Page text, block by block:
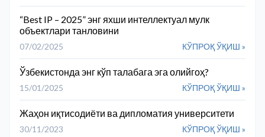
“Best IP – 2025” энг яхши интеллектуал мулк
объектлари танловини
07/02/2025 КЎПРОҚ ЎҚИШ »
Ўзбекистонда энг кўп талабага эга олийгоҳ?
15/01/2025 КЎПРОҚ ЎҚИШ »
Жаҳон иқтисодиёти ва дипломатия университети
30/11/2023 КЎПРОҚ ЎҚИШ »